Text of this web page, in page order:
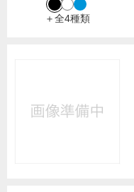
＋全4種類